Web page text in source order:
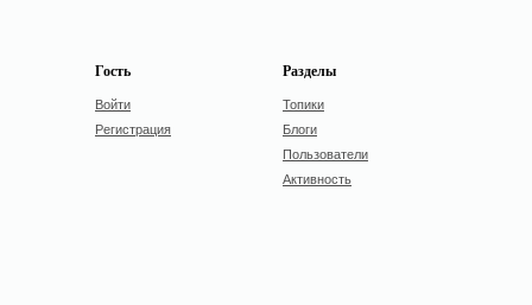
Гость
Войти
Регистрация
Разделы
Топики
Блоги
Пользователи
Активность